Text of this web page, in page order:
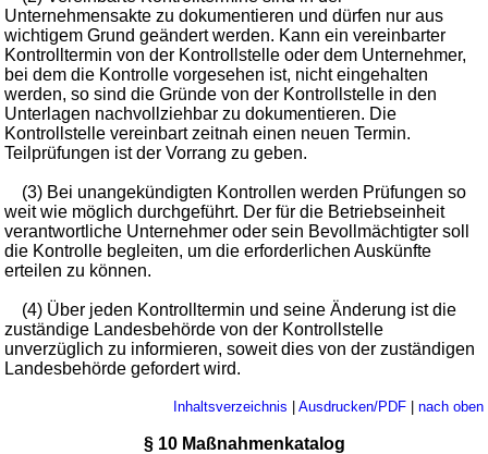
Unternehmensakte zu dokumentieren und dürfen nur aus
wichtigem Grund geändert werden. Kann ein vereinbarter
Kontrolltermin von der Kontrollstelle oder dem Unternehmer,
bei dem die Kontrolle vorgesehen ist, nicht eingehalten
werden, so sind die Gründe von der Kontrollstelle in den
Unterlagen nachvollziehbar zu dokumentieren. Die
Kontrollstelle vereinbart zeitnah einen neuen Termin.
Teilprüfungen ist der Vorrang zu geben.
(3) Bei unangekündigten Kontrollen werden Prüfungen so
weit wie möglich durchgeführt. Der für die Betriebseinheit
verantwortliche Unternehmer oder sein Bevollmächtigter soll
die Kontrolle begleiten, um die erforderlichen Auskünfte
erteilen zu können.
(4) Über jeden Kontrolltermin und seine Änderung ist die
zuständige Landesbehörde von der Kontrollstelle
unverzüglich zu informieren, soweit dies von der zuständigen
Landesbehörde gefordert wird.
Inhaltsverzeichnis | Ausdrucken/PDF| nach oben
§ 10 Maßnahmenkatalog